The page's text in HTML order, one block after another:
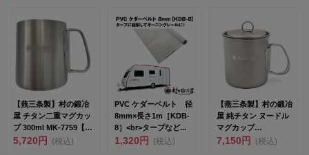
【燕三条製】村の鍛冶
屋 チタン二重マグカッ
プ 300ml MK-7759【頑
張って送...
5,720円 (税込)
PVC ケダーベルト 径
8mm×長さ1m［KDB-
8］<br>タープなど...
1,320円 (税込)
【燕三条製】村の鍛冶
屋 純チタン ヌードル
マグカップ
650ml<br>...
7,150円 (税込)